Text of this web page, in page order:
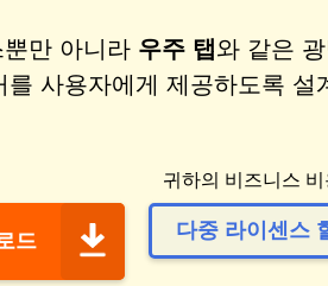
만 아니라 우주 탭와 같은
사용자에게 제공하도록 설
드
귀하의 비즈니스
다중 라이센스